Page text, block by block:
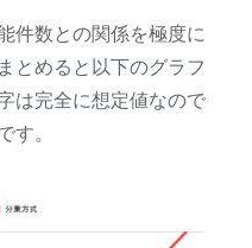
件数との関係を極度に
とめると以下のグラフ
は完全に想定値なので
す。